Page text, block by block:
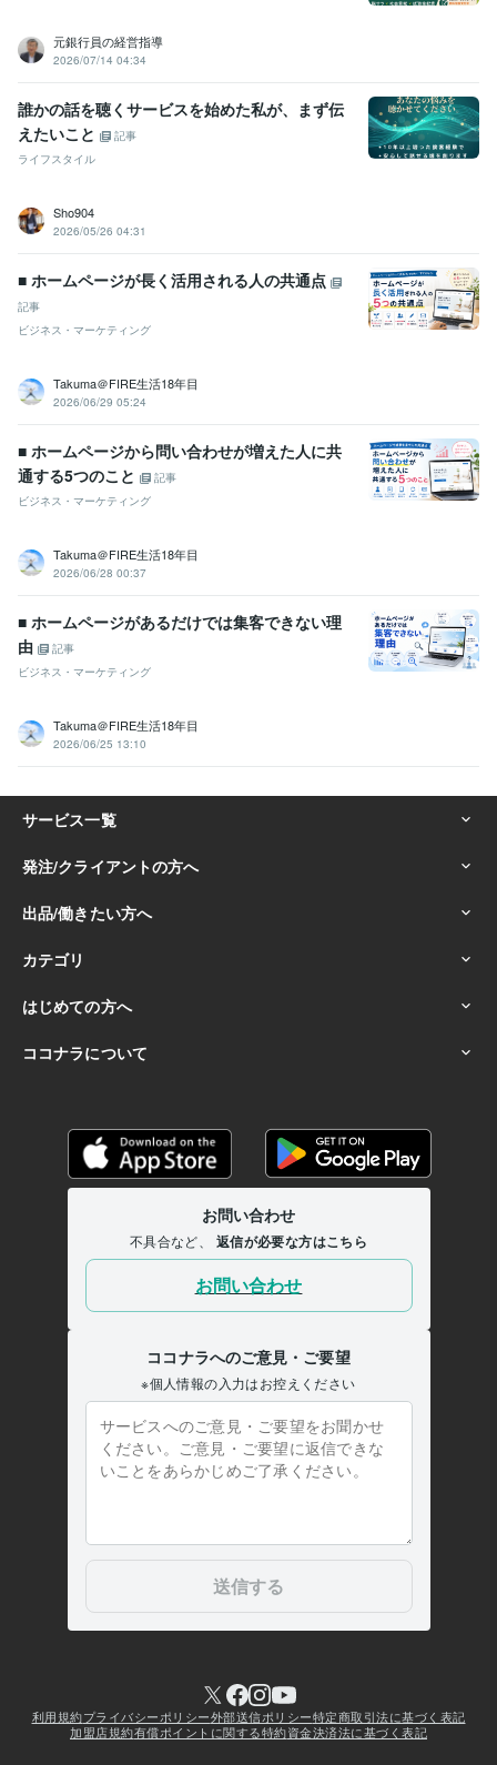
元銀行員の経営指導
2026/07/14 04:34
誰かの話を聴くサービスを始めた私が、まず伝
えたいこと
記事
ライフスタイル
Sho904
2026/05/26 04:31
■ ホームページが長く活用される人の共通点
記事
ビジネス・マーケティング
Takuma＠FIRE生活18年目
2026/06/29 05:24
■ ホームページから問い合わせが増えた人に共
通する5つのこと
記事
ビジネス・マーケティング
Takuma＠FIRE生活18年目
2026/06/28 00:37
■ ホームページがあるだけでは集客できない理
由
記事
ビジネス・マーケティング
Takuma＠FIRE生活18年目
2026/06/25 13:10